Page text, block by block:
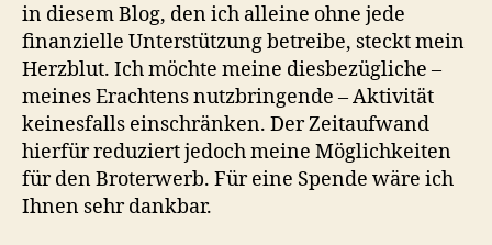
in diesem Blog, den ich alleine ohne jede
finanzielle Unterstützung betreibe, steckt mein
Herzblut. Ich möchte meine diesbezügliche –
meines Erachtens nutzbringende – Aktivität
keinesfalls einschränken. Der Zeitaufwand
hierfür reduziert jedoch meine Möglichkeiten
für den Broterwerb. Für eine Spende wäre ich
Ihnen sehr dankbar.